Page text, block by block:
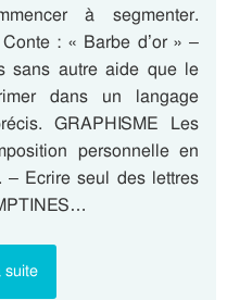
à segmenter.
: « Barbe d’or » –
sans autre aide que le
dans un langage
GRAPHISME Les
personnelle en
– Ecrire seul des lettres
suite